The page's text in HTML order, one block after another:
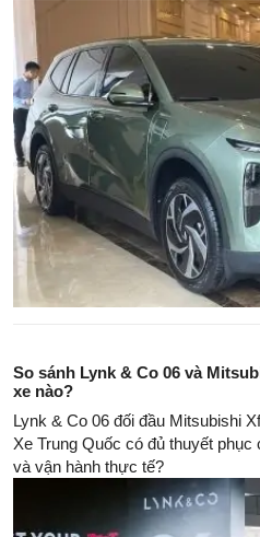
So sánh Lynk & Co 06 và
xe nào?
Lynk & Co 06 đối đầu Mitsubishi
Xe Trung Quốc có đủ thuyết
và vận hành thực tế?